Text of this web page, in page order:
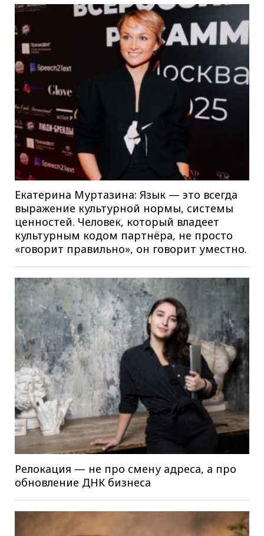
Екатерина Муртазина: Язык — это всегда
выражение культурной нормы, системы
ценностей. Человек, который владеет
культурным кодом партнёра, не просто
«говорит правильно», он говорит уместно.
Релокация — не про смену адреса, а про
обновление ДНК бизнеса